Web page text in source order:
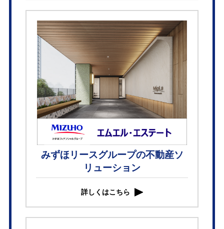
みずほリースグループの不動産ソ
リューション
詳しくはこちら